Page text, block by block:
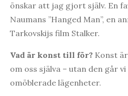
önskar att jag gjort själv. En
Naumans ”Hanged Man”, en
Tarkovskijs film Stalker.
Vad är konst till för? Konst
om oss själva – utan den går
omöblerade lägenheter.